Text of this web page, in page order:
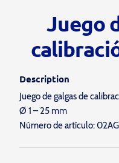
Juego
Description
Juego de galgas de
Ø 1 – 25 mm
Número de artículo: